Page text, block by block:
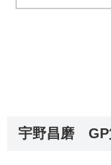
宇野昌磨 GP